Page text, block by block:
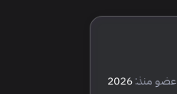
عضو منذ:2026